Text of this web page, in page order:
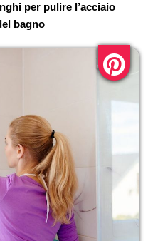
per pulire l’acciaio
bagno